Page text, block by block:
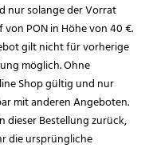
nur solange der Vorrat
von PON in Höhe von 40 €.
gilt nicht für vorherige
möglich. Ohne
Shop gültig und nur
mit anderen Angeboten.
dieser Bestellung zurück,
die ursprüngliche